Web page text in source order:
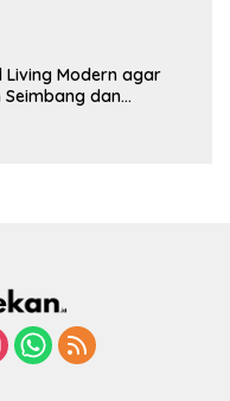
Living Modern agar
Seimbang dan